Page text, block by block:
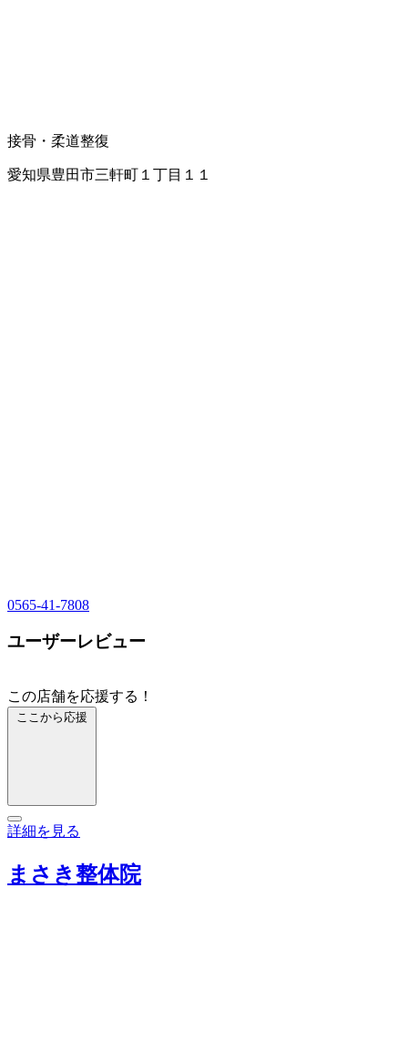
接骨・柔道整復
愛知県豊田市三軒町１丁目１１
0565-41-7808
ユーザーレビュー
この店舗を応援する！
ここから応援
詳細を見る
まさき整体院